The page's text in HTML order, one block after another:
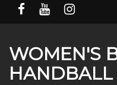
WOMEN'S
HANDBALL